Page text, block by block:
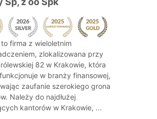
firma z wieloletnim
zlokalizowana przy
82 w Krakowie, która
w branży finansowej,
zaufanie szerokiego grona
Należy do najdłużej
kantorów w Krakowie, ...